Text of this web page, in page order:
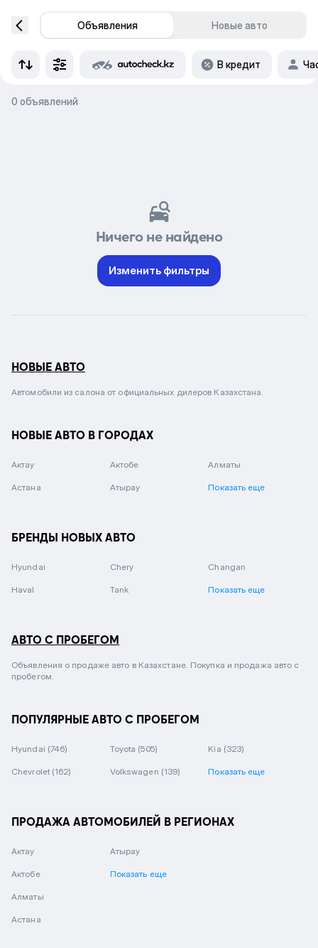
Объявления Новые авто
В кредит
0 объявлений
Ничего не найдено
Изменить фильтры
НОВЫЕ АВТО
Автомобили из салона от официальных дилеров Казахстана.
НОВЫЕ АВТО В ГОРОДАХ
Актау Актобе Алматы
Астана Атырау Показать еще
БРЕНДЫ НОВЫХ АВТО
Hyundai Chery Changan
Haval Tank Показать еще
АВТО С ПРОБЕГОМ
Объявления о продаже авто в Казахстане. Покупка и продажа авто с
пробегом.
ПОПУЛЯРНЫЕ АВТО С ПРОБЕГОМ
Hyundai (746) Toyota (505) Kia (323)
Chevrolet (162) Volkswagen (139) Показать еще
ПРОДАЖА АВТОМОБИЛЕЙ В РЕГИОНАХ
Актау
Актобе
Алматы
Астана
Атырау
Показать еще